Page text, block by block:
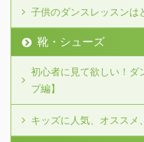
子供のダンスレッスンは
靴・シューズ
初心者に見て欲しい！ダ
プ編】
キッズに人気、オススメ